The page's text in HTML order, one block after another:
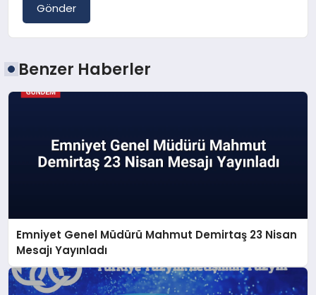
Gönder
Benzer Haberler
Emniyet Genel Müdürü Mahmut Demirtaş 23 Nisan
Mesajı Yayınladı